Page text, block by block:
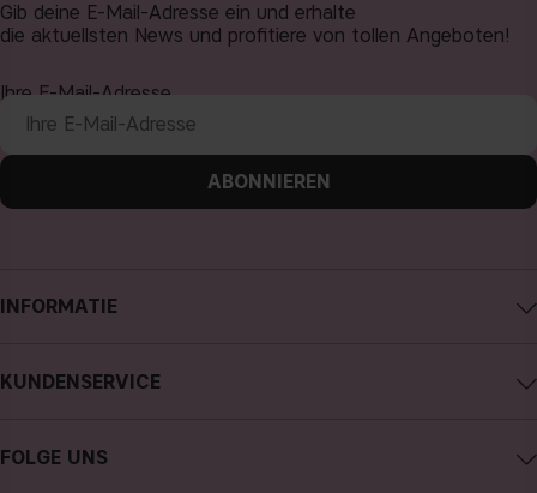
INFORMATIE
KUNDENSERVICE
FOLGE UNS
Gib deine E-Mail-Adresse ein und erhalte
die aktuellsten News und profitiere von tollen Angeboten!
Ihre E-Mail-Adresse
ABONNIEREN